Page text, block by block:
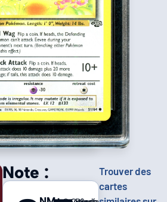
Note :
Trouver des
cartes